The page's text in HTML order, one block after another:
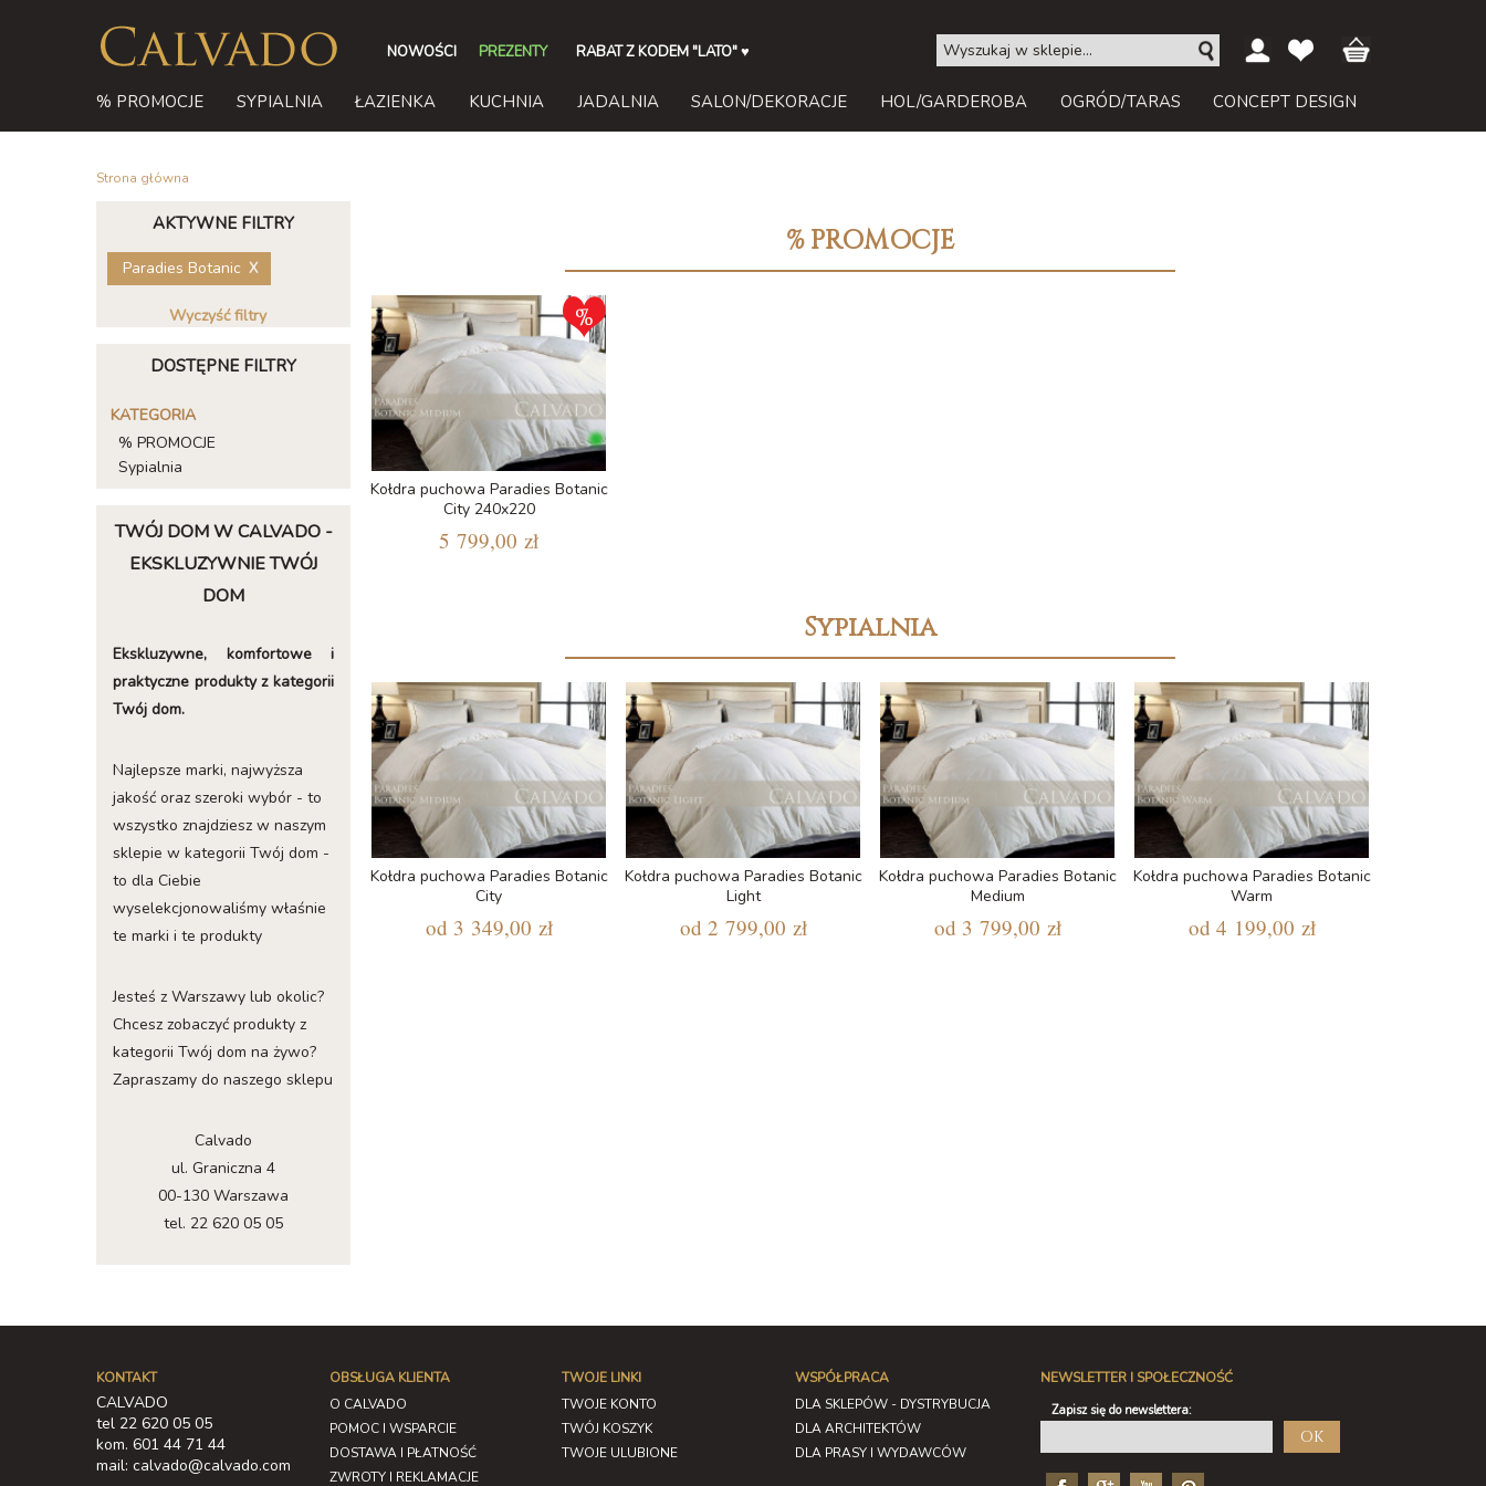
NOWOŚCI PREZENTY RABAT Z KODEM "LATO"♥
% PROMOCJE SYPIALNIA ŁAZIENKA KUCHNIA JADALNIA SALON/DEKORACJE HOL/GARDEROBA OGRÓD/TARAS CONCEPT DESIGN
Strona główna
AKTYWNE FILTRY
Paradies Botanic
Wyczyść filtry
DOSTĘPNE FILTRY
KATEGORIA
% PROMOCJE
Sypialnia
TWÓJ DOM W CALVADO -
EKSKLUZYWNIE TWÓJ
DOM
Ekskluzywne, komfortowe i
praktyczne produkty z kategorii
Twój dom.
Najlepsze marki, najwyższa
jakość oraz szeroki wybór - to
wszystko znajdziesz w naszym
sklepie w kategorii Twój dom -
to dla Ciebie
wyselekcjonowaliśmy właśnie
te marki i te produkty
Jesteś z Warszawy lub okolic?
Chcesz zobaczyć produkty z
kategorii Twój dom na żywo?
Zapraszamy do naszego sklepu
Calvado
ul. Graniczna 4
00-130 Warszawa
tel. 22 620 05 05
% PROMOCJE
Kołdra puchowa Paradies Botanic
City 240x220
5 799,00 zł
Sypialnia
Kołdra puchowa Paradies Botanic
City
od 3 349,00 zł
Kołdra puchowa Paradies Botanic
Light
od 2 799,00 zł
Kołdra puchowa Paradies Botanic
Medium
od 3 799,00 zł
Kołdra puchowa Paradies Botanic
Warm
od 4 199,00 zł
KONTAKT
CALVADO
tel 22 620 05 05
kom. 601 44 71 44
mail: calvado@calvado.com
OBSŁUGA KLIENTA
O CALVADO
POMOC I WSPARCIE
DOSTAWA I PŁATNOŚĆ
ZWROTY I REKLAMACJE
TWOJE LINKI
TWOJE KONTO
TWÓJ KOSZYK
TWOJE ULUBIONE
WSPÓŁPRACA
DLA SKLEPÓW - DYSTRYBUCJA
DLA ARCHITEKTÓW
DLA PRASY I WYDAWCÓW
NEWSLETTER I SPOŁECZNOŚĆ
Zapisz się do newslettera:
OK